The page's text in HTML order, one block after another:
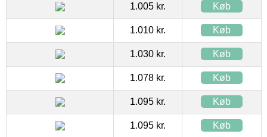
1.005 kr. Køb
1.010 kr. Køb
1.030 kr. Køb
1.078 kr. Køb
1.095 kr. Køb
1.095 kr. Køb